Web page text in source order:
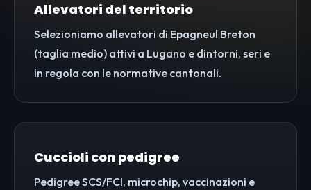
Allevatori del territorio
Selezioniamo allevatori di Epagneul Breton
(taglia medio) attivi a Lugano e dintorni, seri e
in regola con le normative cantonali.
Cuccioli con pedigree
Pedigree SCS/FCI, microchip, vaccinazioni e